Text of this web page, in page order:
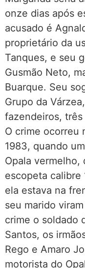
onze dias após
acusado é
proprietário da
Tanques, e seu
Gusmão Neto,
Buarque. Seu
Grupo da
fazendeiros,
O crime ocorreu
1983, quando
Opala vermelho,
escopeta calibre
ela estava na
seu marido
crime o soldado
Santos, os
Rego e Amaro
motorista do